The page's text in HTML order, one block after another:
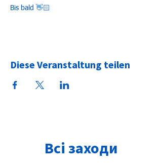
Bis bald 👋🏻
Diese Veranstaltung teilen
Всі заходи